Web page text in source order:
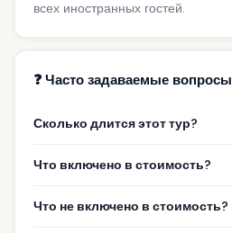
всех иностранных гостей.
❓ Часто задаваемые вопросы
Сколько длится этот тур?
Что включено в стоимость?
Что не включено в стоимость?